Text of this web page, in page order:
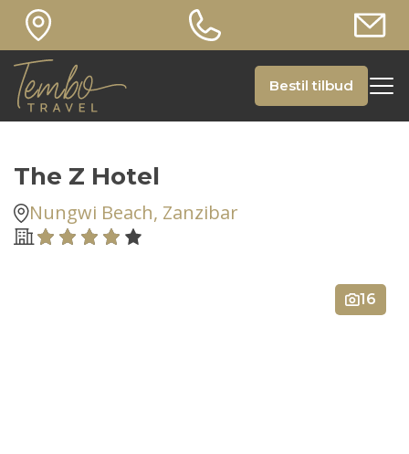
Bestil tilbud
The Z Hotel
Nungwi Beach, Zanzibar
16